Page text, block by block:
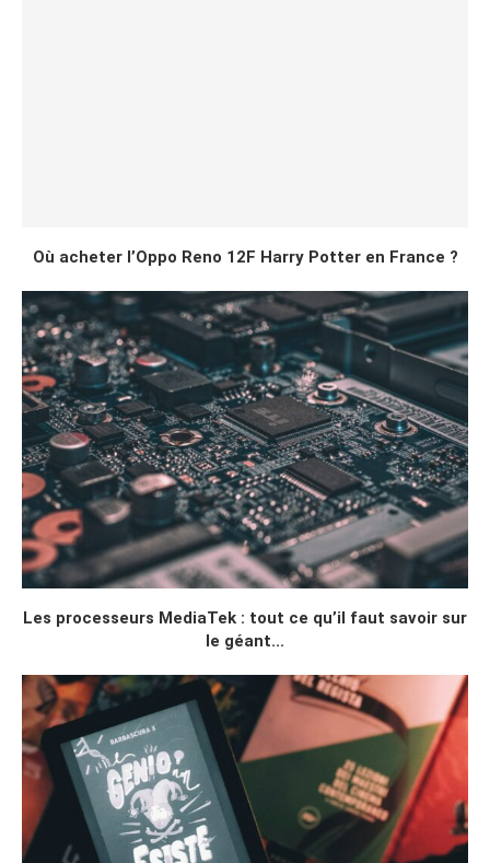
Où acheter l’Oppo Reno 12F Harry Potter en France ?
Les processeurs MediaTek : tout ce qu’il faut savoir sur
le géant...